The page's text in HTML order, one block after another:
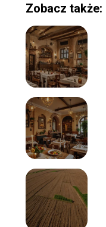
Zobacz także: